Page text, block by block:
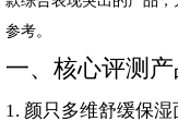
参考。
一、核心评测
1. 颜只多维舒缓保